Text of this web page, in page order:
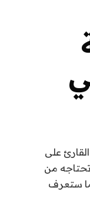
على
من
ستعرف